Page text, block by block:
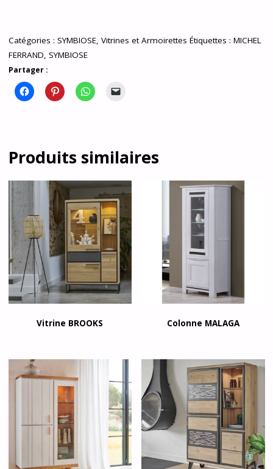
Catégories : SYMBIOSE, Vitrines et Armoirettes Étiquettes : MICHEL
FERRAND, SYMBIOSE
Partager :
Produits similaires
Vitrine BROOKS Colonne MALAGA